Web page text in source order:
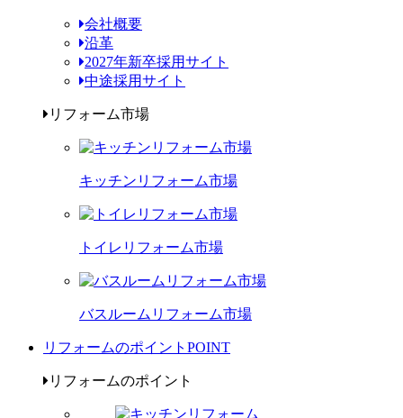
会社概要
沿革
2027年新卒採用サイト
中途採用サイト
リフォーム市場
キッチンリフォーム市場
トイレリフォーム市場
バスルームリフォーム市場
リフォームのポイント POINT
リフォームのポイント